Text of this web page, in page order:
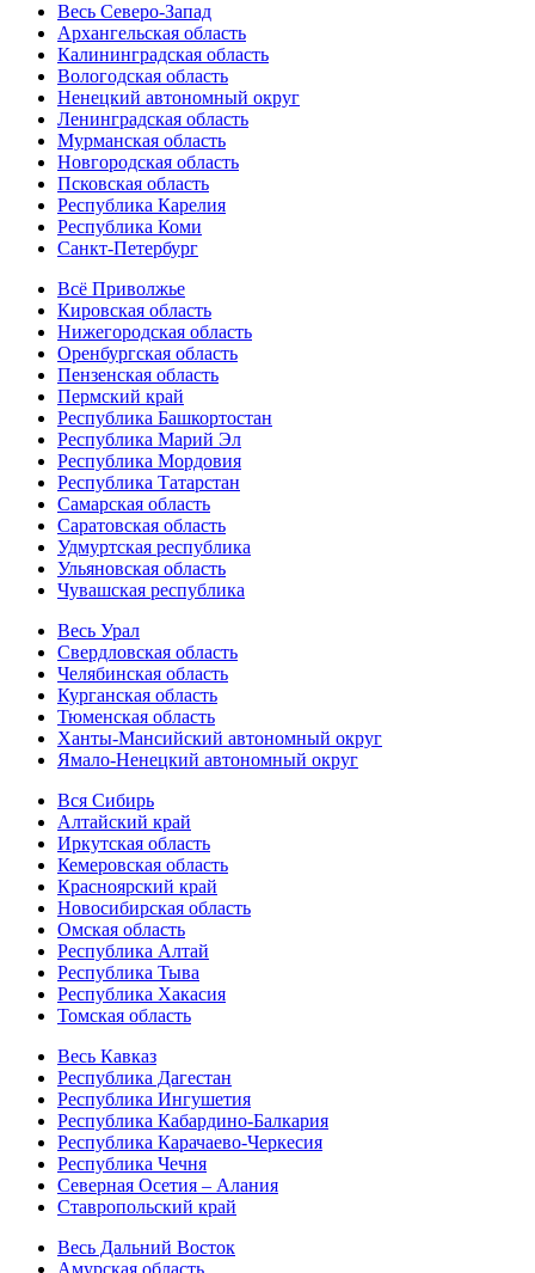
Весь Северо-Запад
Архангельская область
Калининградская область
Вологодская область
Ненецкий автономный округ
Ленинградская область
Мурманская область
Новгородская область
Псковская область
Республика Карелия
Республика Коми
Санкт-Петербург
Всё Приволжье
Кировская область
Нижегородская область
Оренбургская область
Пензенская область
Пермский край
Республика Башкортостан
Республика Марий Эл
Республика Мордовия
Республика Татарстан
Самарская область
Саратовская область
Удмуртская республика
Ульяновская область
Чувашская республика
Весь Урал
Свердловская область
Челябинская область
Курганская область
Тюменская область
Ханты-Мансийский автономный округ
Ямало-Ненецкий автономный округ
Вся Сибирь
Алтайский край
Иркутская область
Кемеровская область
Красноярский край
Новосибирская область
Омская область
Республика Алтай
Республика Тыва
Республика Хакасия
Томская область
Весь Кавказ
Республика Дагестан
Республика Ингушетия
Республика Кабардино-Балкария
Республика Карачаево-Черкесия
Республика Чечня
Северная Осетия – Алания
Ставропольский край
Весь Дальний Восток
Амурская область